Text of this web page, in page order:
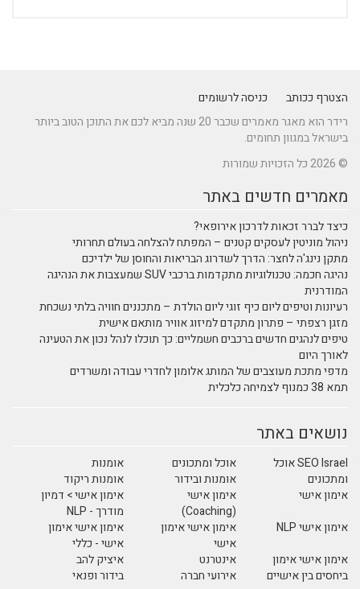
הצטרף ככותב
כניסה לרשומים
רידר הוא מאגר מאמרים שכבר 20 שנה מביא לכם את התוכן הטוב ביותר
בישראל במגוון תחומים.
© 2026 כל הזכויות שמורות
מאמרים חדשים באתר
כיצד לברר זכאות לדרכון אירופאי?
ניהול מוניטין לעסקים קטנים – המפתח להצלחה בעולם תחרותי
מתקן נינג'ה לחצר: הדרך לשדרוג הבריאות והחוסן של ילדיכם
נהיגה חכמה: טכנולוגיות מתקדמות ברכבי SUV שמעצבות את הנהיגה
המודרנית
רעיונות וטיפים ליום כיף זוגי ליום הולדת – מתכננים חוויה בלתי נשכחת
מזגן רצפתי – פתרון מתקדם למיזוג אוויר מותאם אישית
טיפים לנהגים חדשים ברכבים חשמליים: כך תוכלו לנהל נכון את הטעינה
לאורך היום
מדפי מתכת מעוצבים של המותג אלומון לחדרי עבודה ומשרדים
תמא 38 כמנוף לצמיחה כלכלית
נושאים באתר
SEO Israel אוכל
ומתכונים
אוכל ומתכונים
אומנות
אומנות ובידור
אומנות ריקוד
אימון אישי
אימון אישי
(Coaching)
אימון אישי > דמיון
מודרך - NLP
אימון אישי NLP
אימון אישי אימון
אישי
אימון אישי אימון
אישי - כללי
אימון אישי אימון
ביחסים בין אישיים
אינטרנט
איציק להב
אירועי חברה
בידור ופנאי